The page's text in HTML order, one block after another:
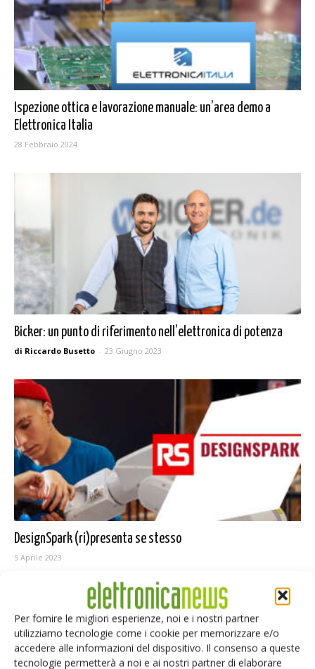
Per fornire le migliori esperienze, noi e i nostri partner
utilizziamo tecnologie come i cookie per memorizzare e/o
accedere alle informazioni del dispositivo. Il consenso a queste
tecnologie permetterà a noi e ai nostri partner di elaborare
Ispezione ottica e lavorazione manuale: un’area demo a
Elettronica Italia
28 Febbraio 2024
Bicker: un punto di riferimento nell’elettronica di potenza
di Riccardo Busetto - 23 Giugno 2023
DesignSpark (ri)presenta se stesso
5 Aprile 2023